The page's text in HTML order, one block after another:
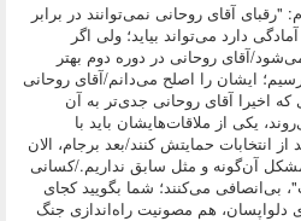
آقای روحانی نمی‌توانند در برابر
دارد می‌تواند بیاید؛ ولی اگر
آقای روحانی در دوره دوم بهتر
ایشان را اصلح می‌دانم/آقای روحانی
اخیرا آقای روحانی جدی‌تر به آن
یکی از ملاقات‌هایشان باید با
انتخابات حمایتش ‌کنند/بعد برجام، الان
مشکل آن‌گونه و مثل سابق نداریم./کسانی
بی‌انصافی می‌کنند؛ شما بگویید کجای
هم مصونیت راه‌اندازی جنگ